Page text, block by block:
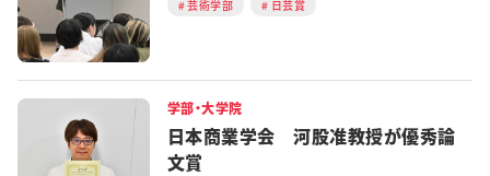
芸術学部 日芸賞
学部・大学院
日本商業学会 河股准教授が優秀論
文賞